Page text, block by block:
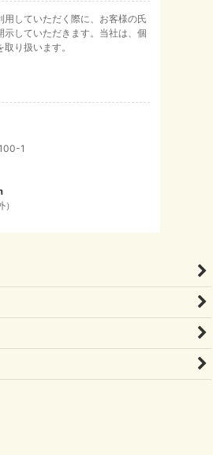
用していただく際に、お客様の氏
していただきます。当社は、個
り扱います。
1